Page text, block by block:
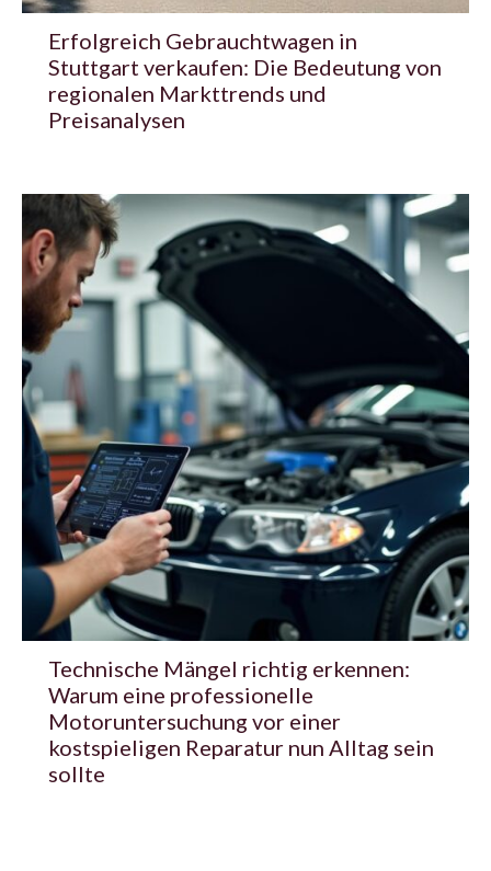
Erfolgreich Gebrauchtwagen in
Stuttgart verkaufen: Die Bedeutung von
regionalen Markttrends und
Preisanalysen
Technische Mängel richtig erkennen:
Warum eine professionelle
Motoruntersuchung vor einer
kostspieligen Reparatur nun Alltag sein
sollte